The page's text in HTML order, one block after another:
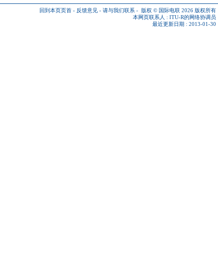
回到本页页首 - 反馈意见 - 请与我们联系 - 版权 © 国际电联 2026 版权所有
本网页联系人 : ITU-R的网络协调员
最近更新日期 : 2013-01-30